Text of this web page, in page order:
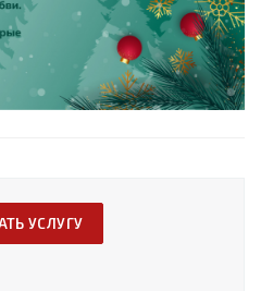
УСЛУГУ